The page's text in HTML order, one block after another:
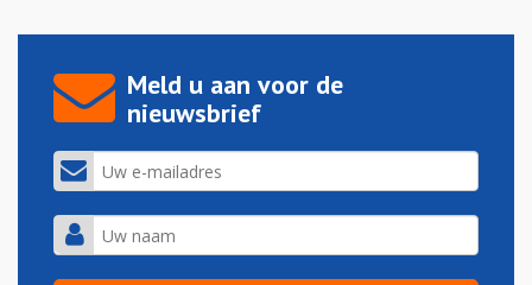
Meld u aan voor de
nieuwsbrief